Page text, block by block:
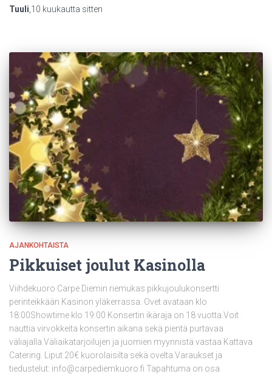
Tuuli,10 kuukautta sitten
AJANKOHTAISTA
Pikkuiset joulut Kasinolla
Viihdekuoro Carpe Diemin riemukas pikkujoulukonsertti
perinteikkään Kasinon yläkerrassa. Ovet avataan klo
18:00Showtime klo 19:00 Konsertin ikäraja on 18 vuotta.Voit
nauttia virvokkeita konsertin aikana sekä pientä purtavaa
väliajalla.Väliaikatarjoilujen ja juomien myynnistä vastaa Kattava
Catering. Liput 20€ kuorolaisilta sekä ovelta.Varaukset ja
tiedustelut: info@carpediemkuoro.fi Tapahtuma on osa